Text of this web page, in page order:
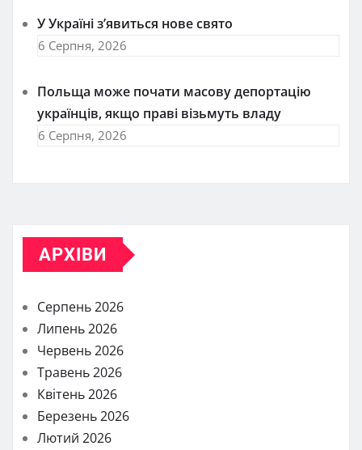
У Україні з’явиться нове свято
6 Серпня, 2026
Польща може почати масову депортацію
українців, якщо праві візьмуть владу
6 Серпня, 2026
АРХІВИ
Серпень 2026
Липень 2026
Червень 2026
Травень 2026
Квітень 2026
Березень 2026
Лютий 2026